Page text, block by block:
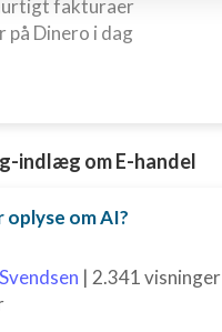
fakturaer
på Dinero i dag
indlæg om E-handel
om AI?
| 2.341 visninger
oplysninger til at vælge
vælge tilpasset
at tilpasse indhold
vælge tilpasset indhold